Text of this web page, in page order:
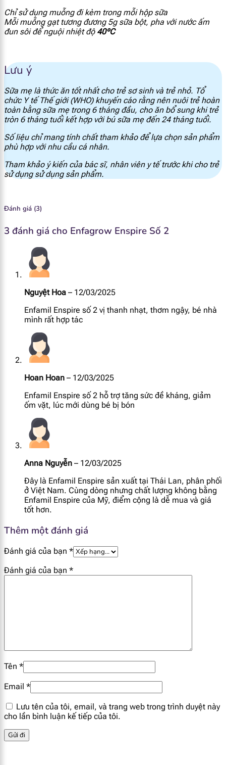
Natri 33 mg
Clo
Canxi 126 mg
Phốt pho 78.3 mg
Magie
Mangan 57.4 mcg
I ốt 14.35 mcg
Kẽm
Lactoferrin
Phosphatidylserine
Sphingomyelin 13.9 mg
Axit Sialic
FOS 0.54 g
Chỉ sử dụng muỗng đi kèm trong mỗi hộp sữa
Mỗi muỗng gạt tương đương 5g sữa bột, pha với nước ấm
đun sôi để nguội nhiệt độ 40ºC
Lưu ý
Sữa mẹ là thức ăn tốt nhất cho trẻ sơ sinh và trẻ nhỏ. Tổ
chức Y tế Thế giới (WHO) khuyến cáo rằng nên nuôi trẻ hoàn
toàn bằng sữa mẹ trong 6 tháng đầu, cho ăn bổ sung khi trẻ
tròn 6 tháng tuổi kết hợp với bú sữa mẹ đến 24 tháng tuổi.
Số liệu chỉ mang tính chất tham khảo để lựa chọn sản phẩm
phù hợp với nhu cầu cá nhân.
Tham khảo ý kiến của bác sĩ, nhân viên y tế trước khi cho trẻ
sử dụng sử dụng sản phẩm.
Đánh giá (3)
3 đánh giá cho Enfagrow Enspire Số 2
Nguyệt Hoa – 12/03/2025
Enfamil Enspire số 2 vị thanh nhạt, thơm ngậy, bé nhà
mình rất hợp tác
Hoan Hoan – 12/03/2025
Enfamil Enspire số 2 hỗ trợ tăng sức đề kháng, giảm
ốm vặt, lúc mới dùng bé bị bón
Anna Nguyễn – 12/03/2025
Đây là Enfamil Enspire sản xuất tại Thái Lan, phân phối
ở Việt Nam. Cùng dòng nhưng chất lượng không bằng
Enfamil Enspire của Mỹ, điểm cộng là dễ mua và giá
tốt hơn.
Thêm một đánh giá
Đánh giá của bạn *
Đánh giá của bạn *
Tên *
Email *
Lưu tên của tôi, email, và trang web trong trình duyệt này
cho lần bình luận kế tiếp của tôi.